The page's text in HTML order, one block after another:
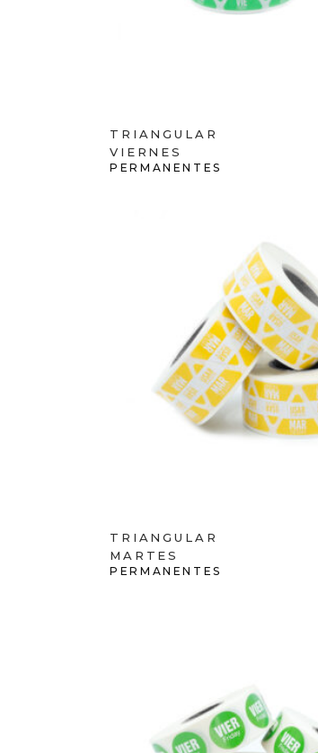
TRIANGULAR
VIERNES
PERMANENTES
ADD TO CART
TRIANGULAR
MARTES
PERMANENTES